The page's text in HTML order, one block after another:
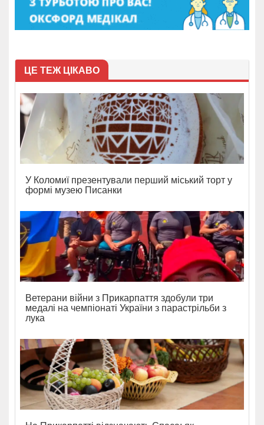
ЦЕ ТЕЖ ЦІКАВО
У Коломиї презентували перший міський торт у
формі музею Писанки
Ветерани війни з Прикарпаття здобули три
медалі на чемпіонаті України з парастрільби з
лука